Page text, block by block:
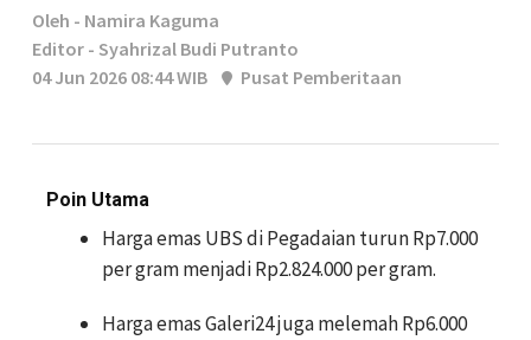
Oleh - Namira Kaguma
Editor - Syahrizal Budi Putranto
04 Jun 2026 08:44 WIB
Pusat Pemberitaan
Poin Utama
Harga emas UBS di Pegadaian turun Rp7.000
per gram menjadi Rp2.824.000 per gram.
Harga emas Galeri24 juga melemah Rp6.000